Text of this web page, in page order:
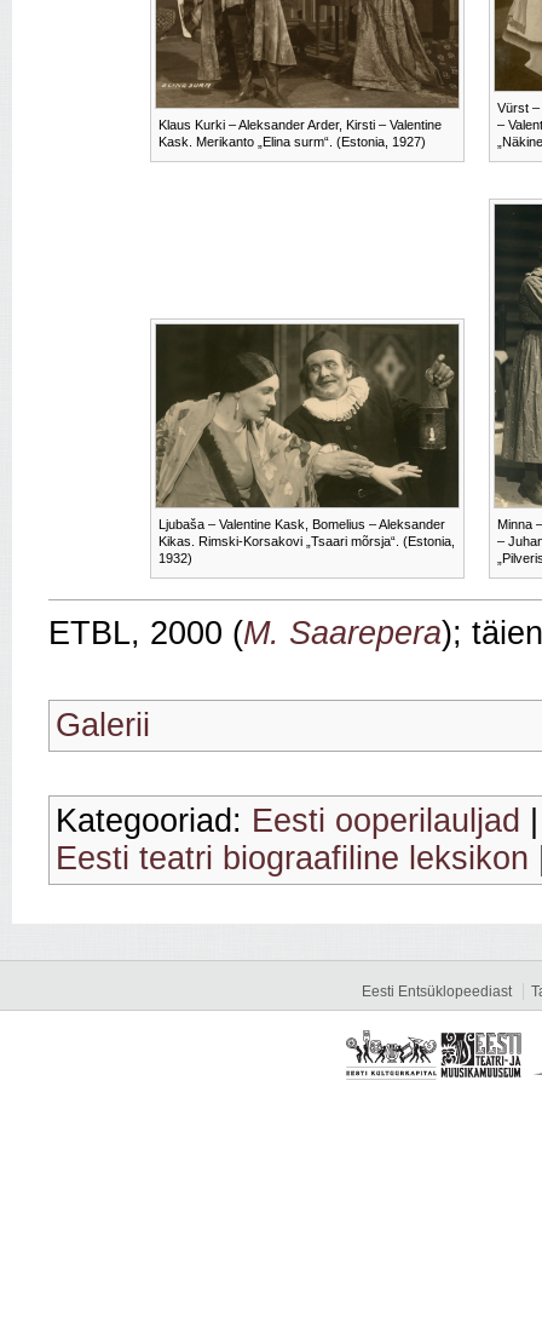
Klaus Kurki – Aleksander Arder, Kirsti – Valentine
Kask. Merikanto „Elina surm“. (Estonia, 1927)
Vürst –
–
Ljubaša – Valentine Kask, Bomelius – Aleksander
Kikas. Rimski-Korsakovi „Tsaari mõrsja“. (Estonia,
1932)
Minna
–
ETBL, 2000 (M. Saarepera);
Galerii
Kategooriad: Eesti ooperilauljad
Eesti teatri biograafiline leksikon
Eesti Entsüklopeediast